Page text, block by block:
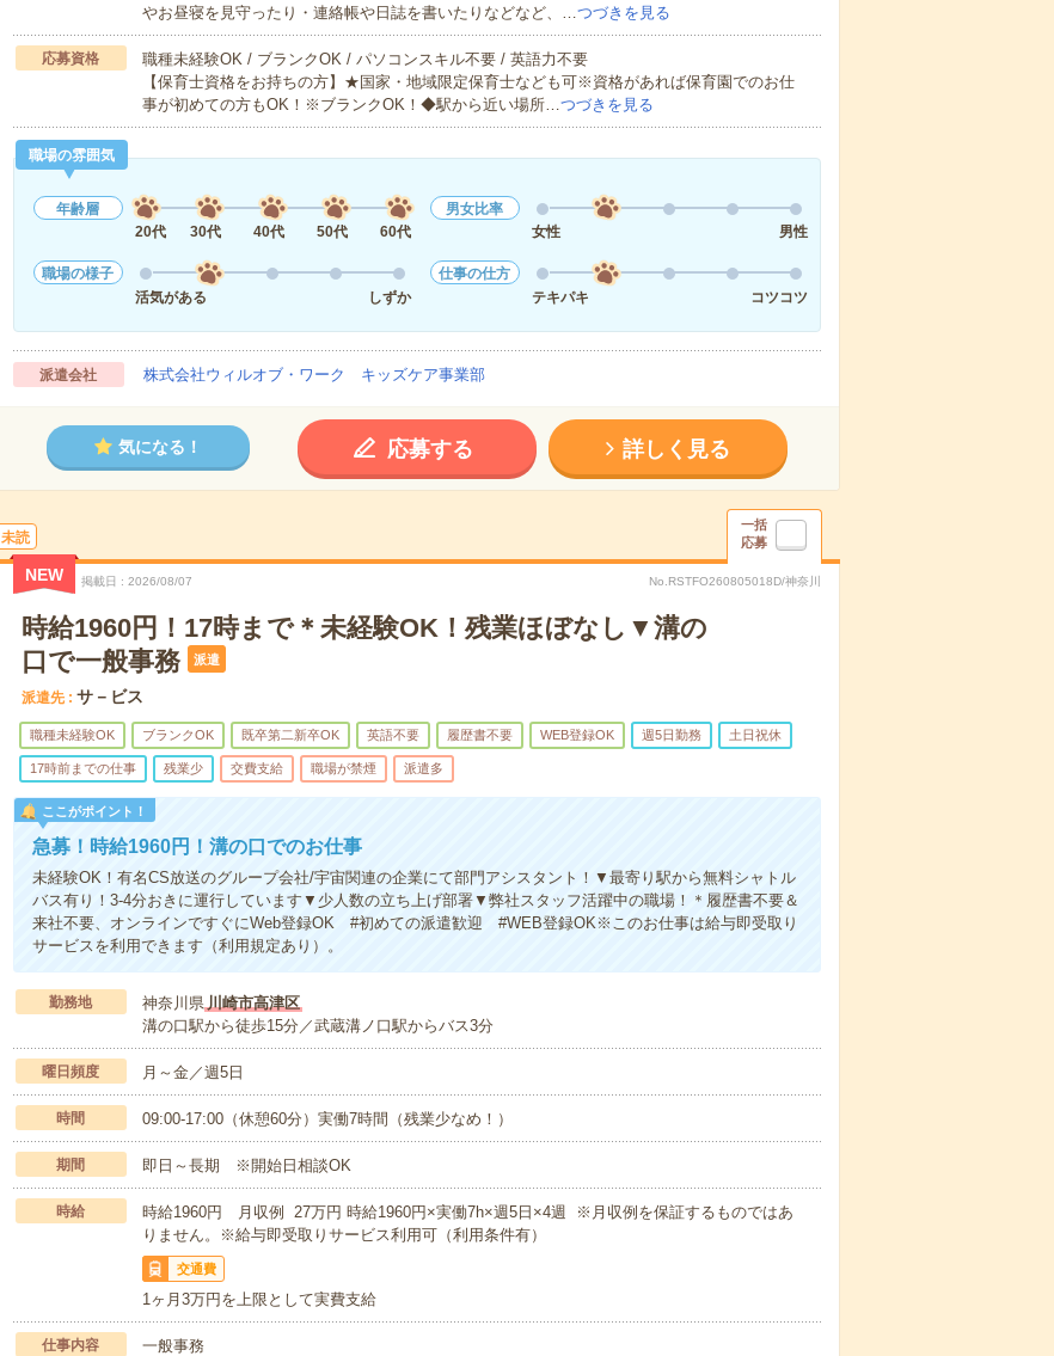
やお昼寝を見守ったり・連絡帳や日誌を書いたりなどなど、… つづきを見る
応募資格
職種未経験OK / ブランクOK / パソコンスキル不要 / 英語力不要
【保育士資格をお持ちの方】★国家・地域限定保育士なども可※資格があれば保育園でのお仕
事が初めての方もOK！※ブランクOK！◆駅から近い場所… つづきを見る
職場の雰囲気
年齢層
20代
30代 40代 50代 60代
男女比率
女性
男性
職場の様子
活気がある
しずか
仕事の仕方
テキパキ
コツコツ
派遣会社 株式会社ウィルオブ・ワーク キッズケア事業部
気になる！ 応募する 詳しく見る
未読
一括
応募
NEW 掲載日 2026/08/07 No.RSTFO260805018D/神奈川
時給1960円！17時まで＊未経験OK！残業ほぼなし▼溝の
口で一般事務
派遣
派遣先 サ－ビス
職種未経験OK ブランクOK 既卒第二新卒OK 英語不要 履歴書不要 WEB登録OK 週5日勤務 土日祝休
17時前までの仕事 残業少 交費支給 職場が禁煙 派遣多
ここがポイント！
急募！時給1960円！溝の口でのお仕事
未経験OK！有名CS放送のグループ会社/宇宙関連の企業にて部門アシスタント！▼最寄り駅から無料シャトル
バス有り！3-4分おきに運行しています▼少人数の立ち上げ部署▼弊社スタッフ活躍中の職場！＊履歴書不要＆
来社不要、オンラインですぐにWeb登録OK #初めての派遣歓迎 #WEB登録OK※このお仕事は給与即受取り
サービスを利用できます（利用規定あり）。
勤務地 神奈川県 川崎市高津区
溝の口駅から徒歩15分／武蔵溝ノ口駅からバス3分
曜日頻度 月～金／週5日
時間 09:00-17:00（休憩60分）実働7時間（残業少なめ！）
期間 即日～長期 ※開始日相談OK
時給
時給1960円 月収例 27万円 時給1960円×実働7h×週5日×4週 ※月収例を保証するものではあ
りません。※給与即受取りサービス利用可（利用条件有）
交通費
1ヶ月3万円を上限として実費支給
仕事内容 一般事務